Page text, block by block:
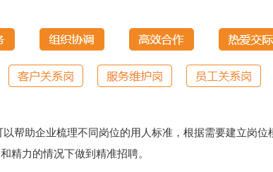
帮助企业梳理不同岗位的用人标准，根据需要建立岗
精力的情况下做到精准招聘。